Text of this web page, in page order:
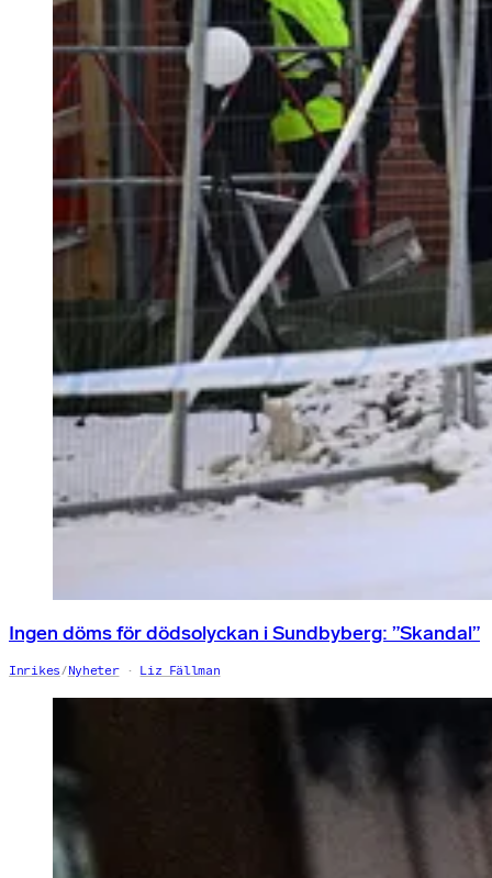
Ingen döms för dödsolyckan i Sundbyberg: ”Skandal”
Inrikes/Nyheter Liz Fällman